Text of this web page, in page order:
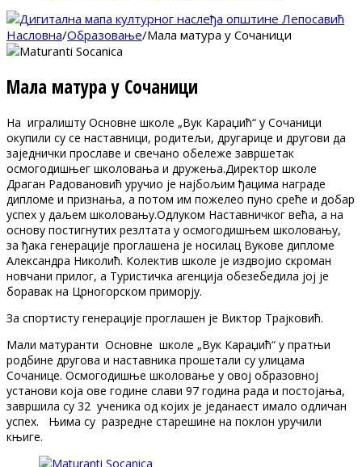
Насловна/Образовање/Мала матура у Сочаници
Мала матура у Сочаници
На игралишту Основне школе „Вук Караџић“ у Сочаници
окупили су се наставници, родитељи, другарице и другови да
заједнички прославе и свечано обележе завршетак
осмогодишњег школовања и дружења.Директор школе
Драган Радовановић уручио је најбољим ђацима награде
дипломе и признања, а потом им пожелео пуно среће и добар
успех у даљем школовању.Одлуком Наставничког већа, а на
основу постигнутих резлтата у осмогодишњем школовању,
за ђака генерације проглашена је носилац Вукове дипломе
Александра Николић. Колектив школе је издвојио скроман
новчани прилог, а Туристичка агенција обезебедила јој је
боравак на Црногорском приморју.
За спортисту генерације проглашен је Виктор Трајковић.
Мали матуранти Основне школе „Вук Караџић“ у пратњи
родбине другова и наставника прошетали су улицама
Сочанице. Осмогодишње школовање у овој образовној
установи која ове године слави 97 година рада и постојања,
завршила су 32 ученика од којих је једанаест имало одличан
успех. Њима су разредне старешине на поклон уручили
књиге.